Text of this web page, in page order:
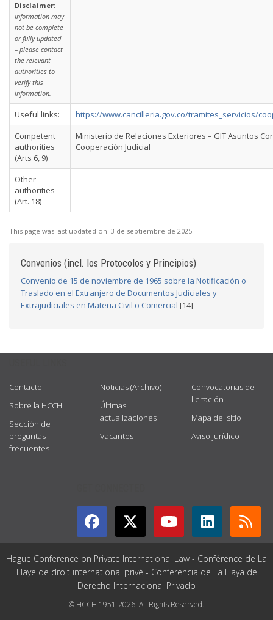
Disclaimer:
Information may
not be complete
or fully updated
– please contact
the relevant
authorities to
verify this
information.
Useful links:
https://www.cancilleria.gov.co/tramites_servicios/
Competent
authorities
(Arts 6, 9)
Ministerio de Relaciones Exteriores – GIT Asuntos
Cooperación Judicial
Other
authorities
(Art. 18)
This page was last updated on: 3 de septiembre de 2025
Convenios (incl. los Protocolos y Principios)
Convenio de 15 de noviembre de 1965 sobre la Notificación o
Traslado en el Extranjero de Documentos Judiciales y
Extrajudiciales en Materia Civil o Comercial [14]
Contacto
Sobre la HCCH
Sección de
preguntas
frecuentes
Noticias (Archivo)
Últimas
actualizaciones
Vacantes
Convocatorias de
licitación
Mapa del sitio
Aviso jurídico
Hague Conference on Private International Law - Conférence de La
Haye de droit international privé - Conferencia de La Haya de
Derecho Internacional Privado
© HCCH 1951-2026. All Rights Reserved.